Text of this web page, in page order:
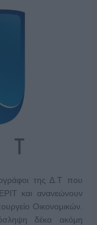
της Δ.Τ που
και ανανεώνουν
Οικονομικών.
δέκα ακόμη